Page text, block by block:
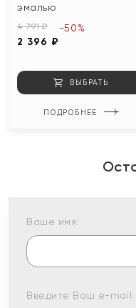
эмалью
4 791 ₽
2 396 ₽
-50%
ВЫБРАТЬ
ПОДРОБНЕЕ
Ваше имя:
Введите Ваш e-mail: